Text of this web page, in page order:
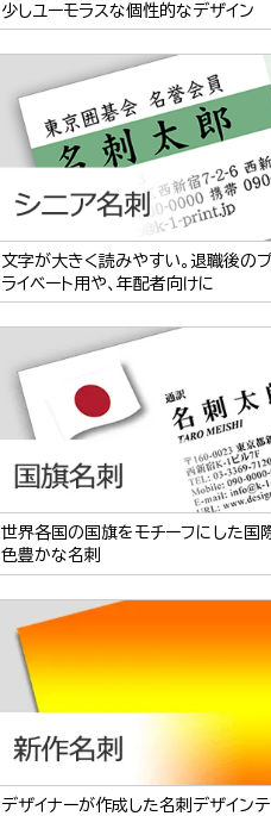
少しユーモラスな個性的なデザイン
文字が大きく読みやすい。退職後の
ライベート用や、年配者向けに
世界各国の国旗をモチーフにした国
色豊かな名刺
デザイナーが作成した名刺デザインテ